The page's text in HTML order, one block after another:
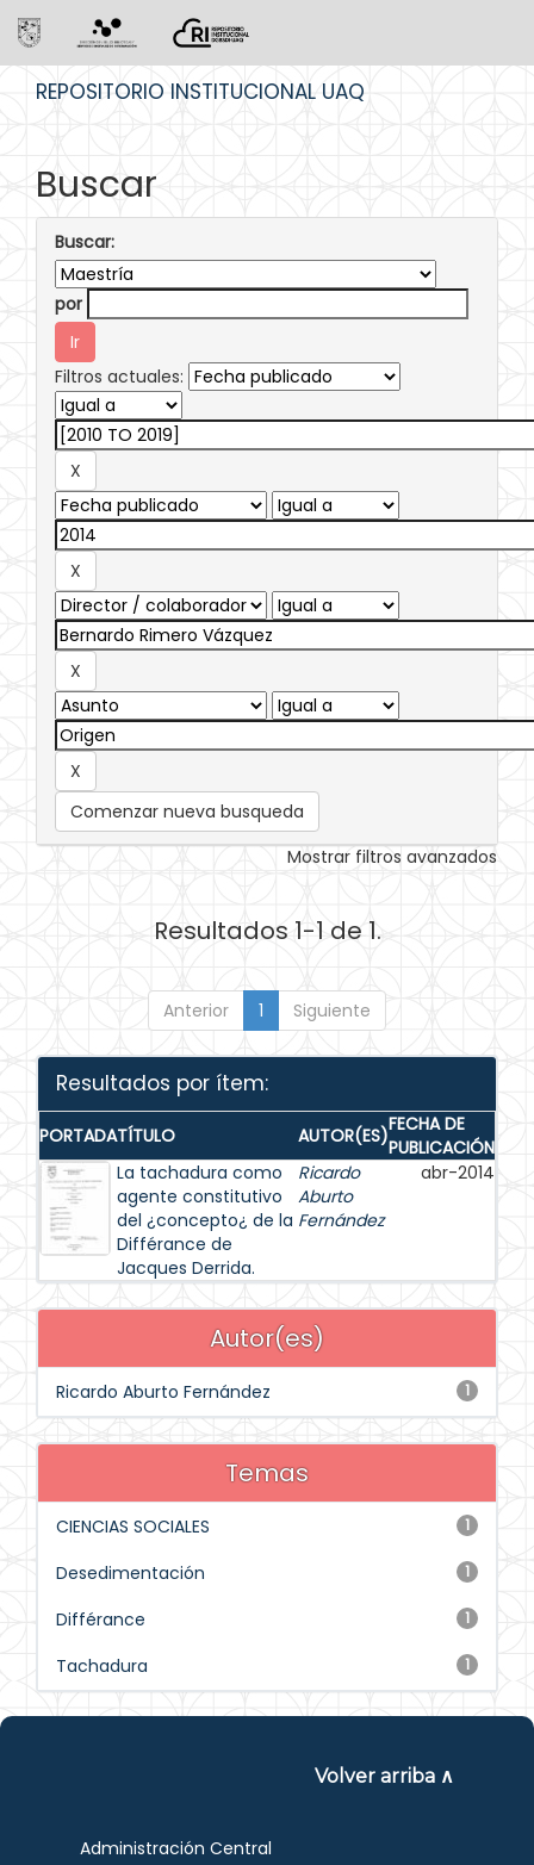
REPOSITORIO INSTITUCIONAL UAQ
Buscar
Buscar:
por
Filtros actuales:
Comenzar nueva busqueda
Mostrar filtros avanzados
Resultados 1-1 de 1.
Anterior 1 Siguiente
Resultados por ítem:
PORTADATÍTULO AUTOR(ES)FECHA DE
PUBLICACIÓN
La tachadura como
agente constitutivo
del ¿concepto¿ de la
Différance de
Jacques Derrida.
Ricardo
Aburto
Fernández
abr-2014
Autor(es)
1
Ricardo Aburto Fernández
Temas
1
CIENCIAS SOCIALES
1
Desedimentación
1
Différance
1
Tachadura
Volver arriba ∧
Administración Central